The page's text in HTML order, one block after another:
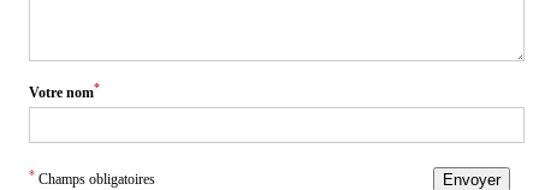
Votre nom*
* Champs obligatoires Envoyer